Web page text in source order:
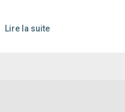
Lire la suite